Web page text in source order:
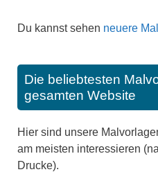
Du kannst sehen neuere
Die beliebtesten
gesamten Website
Hier sind unsere
am meisten interessieren
Drucke).